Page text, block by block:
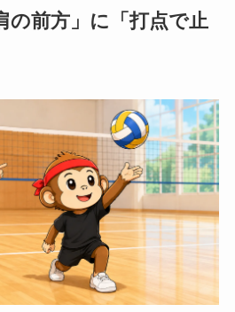
の前方」に「打点で止